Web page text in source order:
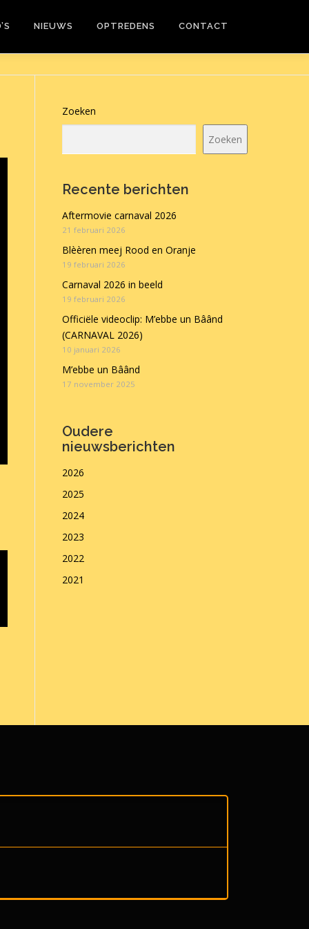
NIEUWS OPTREDENS CONTACT
Zoeken
Zoeken
Recente berichten
Aftermovie carnaval 2026
21 februari 2026
Blèèren meej Rood en Oranje
19 februari 2026
Carnaval 2026 in beeld
19 februari 2026
Officiële videoclip: M’ebbe un Bâând
(CARNAVAL 2026)
10 januari 2026
M’ebbe un Bâând
17 november 2025
Oudere
nieuwsberichten
2026
2025
2024
2023
2022
2021